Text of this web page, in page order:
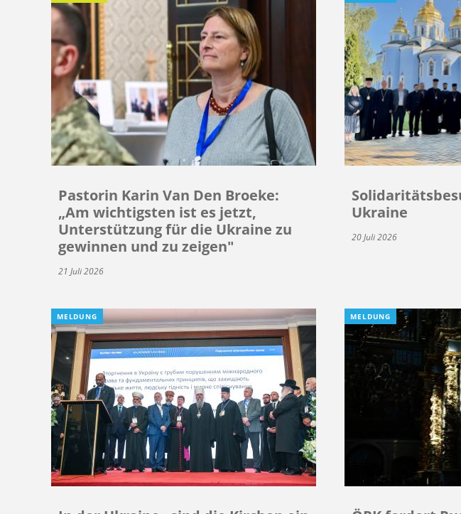
Pastorin Karin Van Den Broeke:
„Am wichtigsten ist es jetzt,
Unterstützung für die Ukraine zu
gewinnen und zu zeigen"
21 Juli 2026
Ukraine
20 Juli 2026
MELDUNG MELDUNG